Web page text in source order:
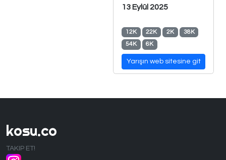
13 Eylül 2025
12K 22K 2K
38K
54K
6K
Yarışın web sitesine git
kosu.co
TAKIP ET!